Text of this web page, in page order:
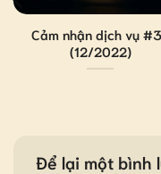
Cảm nhận dịch vụ
(12/2022)
Để lại một bình